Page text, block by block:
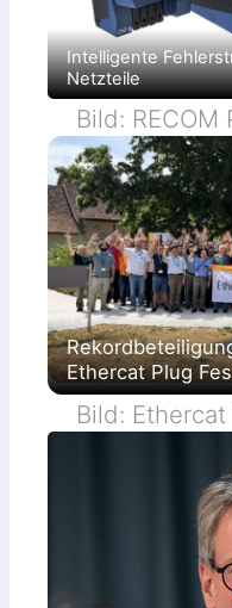
Intelligente
Netzteile
Bild: RECOM
Ethercat Plug
Bild: